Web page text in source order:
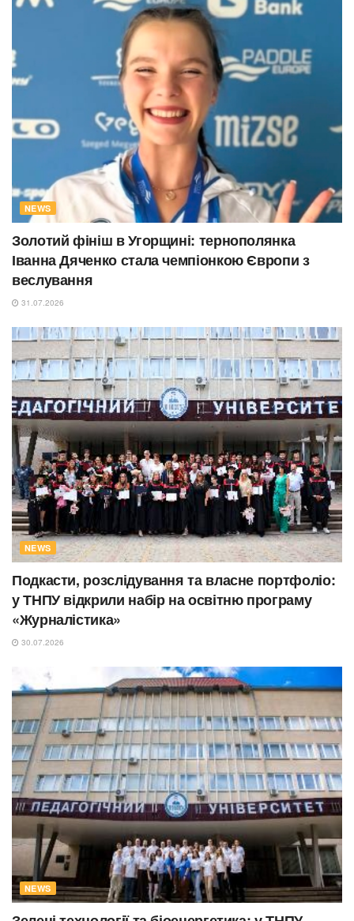
NEWS
Золотий фініш в Угорщині: тернополянка
Іванна Дяченко стала чемпіонкою Європи з
веслування
31.07.2026
NEWS
Подкасти, розслідування та власне портфоліо:
у ТНПУ відкрили набір на освітню програму
«Журналістика»
30.07.2026
NEWS